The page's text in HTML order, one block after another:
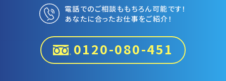
電話でのご相談ももちろん可能です！
あなたに合ったお仕事をご紹介！
0120-080-451